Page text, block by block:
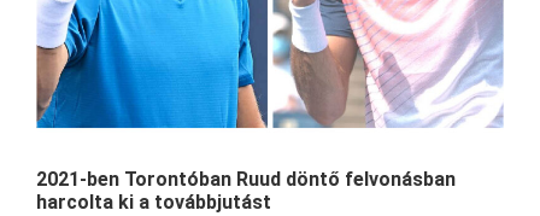
2021-ben Torontóban Ruud döntő felvonásban
harcolta ki a továbbjutást